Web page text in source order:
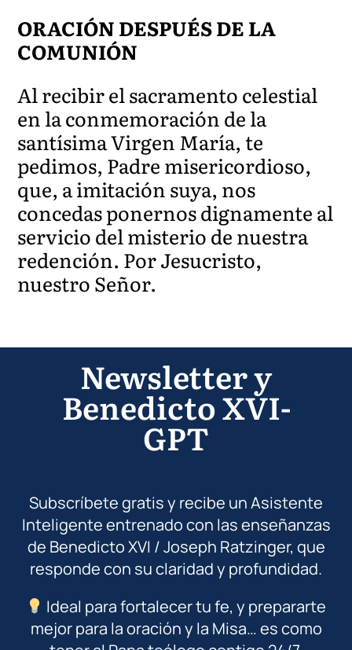
ORACIÓN DESPUÉS DE LA
COMUNIÓN
Al recibir el sacramento celestial
en la conmemoración de la
santísima Virgen María, te
pedimos, Padre misericordioso,
que, a imitación suya, nos
concedas ponernos dignamente al
servicio del misterio de nuestra
redención. Por Jesucristo,
nuestro Señor.
Newsletter y
Benedicto XVI-
GPT
Subscríbete gratis y recibe un Asistente
Inteligente entrenado con las enseñanzas
de Benedicto XVI / Joseph Ratzinger, que
responde con su claridad y profundidad.
Ideal para fortalecer tu fe, y prepararte
mejor para la oración y la Misa… es como